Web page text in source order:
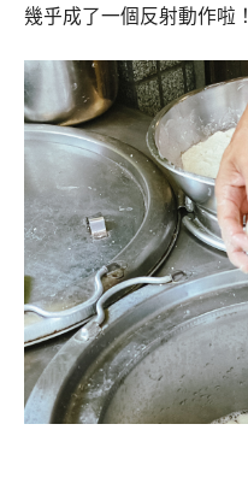
幾乎成了一個反射動作啦！